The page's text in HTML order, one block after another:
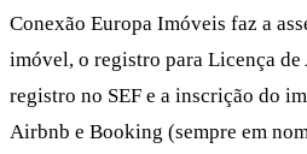
Conexão Europa Imóveis faz a
imóvel, o registro para Licença
registro no SEF e a inscrição do
Airbnb e Booking (sempre em